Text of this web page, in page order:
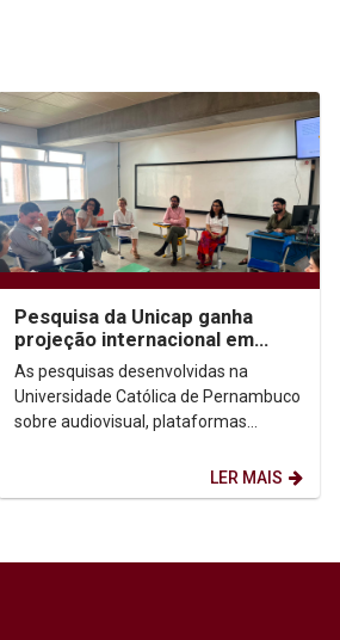
Pesquisa da Unicap ganha
projeção internacional em
congressos no Brasil e no
México
As pesquisas desenvolvidas na
Universidade Católica de Pernambuco
sobre audiovisual, plataformas
destaque em dois importantes...
LER MAIS